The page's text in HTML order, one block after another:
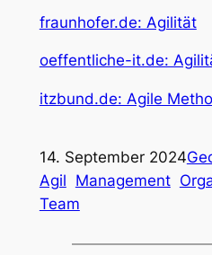
fraunhofer.de: Agilität
oeffentliche-it.de:
itzbund.de: Agile
14. September 2024
Agil Management
Team